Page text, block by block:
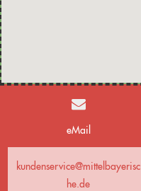
eMail
kundenservice@mittelbayerisc
he.de